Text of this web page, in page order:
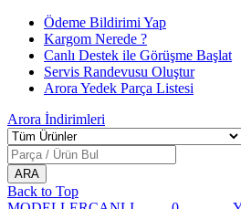
Ödeme Bildirimi Yap
Kargom Nerede ?
Canlı Destek ile Görüşme Başlat
Servis Randevusu Oluştur
Arora Yedek Parça Listesi
Arora İndirimleri
Back to Top